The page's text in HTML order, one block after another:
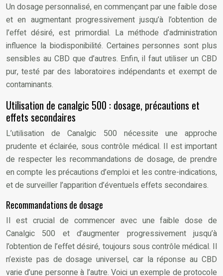
Un dosage personnalisé, en commençant par une faible dose
et en augmentant progressivement jusqu’à l’obtention de
l’effet désiré, est primordial. La méthode d’administration
influence la biodisponibilité. Certaines personnes sont plus
sensibles au CBD que d’autres. Enfin, il faut utiliser un CBD
pur, testé par des laboratoires indépendants et exempt de
contaminants.
Utilisation de canalgic 500 : dosage, précautions et
effets secondaires
L’utilisation de Canalgic 500 nécessite une approche
prudente et éclairée, sous contrôle médical. Il est important
de respecter les recommandations de dosage, de prendre
en compte les précautions d’emploi et les contre-indications,
et de surveiller l’apparition d’éventuels effets secondaires.
Recommandations de dosage
Il est crucial de commencer avec une faible dose de
Canalgic 500 et d’augmenter progressivement jusqu’à
l’obtention de l’effet désiré, toujours sous contrôle médical. Il
n’existe pas de dosage universel, car la réponse au CBD
varie d’une personne à l’autre. Voici un exemple de protocole